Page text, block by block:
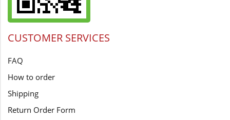
CUSTOMER SERVICES
FAQ
How to order
Shipping
Return Order Form